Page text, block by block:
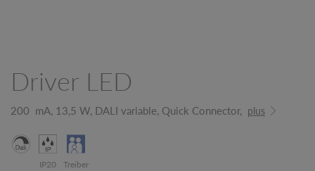
Driver LED
200 mA, 13,5 W, DALI variable, Quick Connector, plus
IP20 Treiber